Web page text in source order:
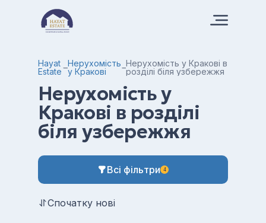
Hayat
Estate
Нерухомість
у Кракові
Нерухомість у Кракові в
розділі біля узбережжя
Нерухомість у
Кракові в розділі
біля узбережжя
Всі фільтри 4
Спочатку нові